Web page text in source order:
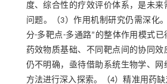
度、综合性的疗效评价体系，是未来
问题。（3）作用机制研究仍需深化
分-多靶点-多通路”的整体作用模式
药效物质基础、不同靶点间的协同效
仍不明确，亟待借助系统生物学、网
方法进行深入探索。（4）精准用药